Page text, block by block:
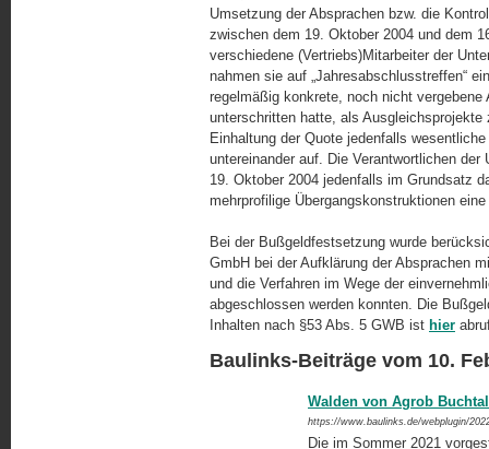
Umsetzung der Absprachen bzw. die
zwischen dem 19. Oktober 2004 und dem
verschiedene (Vertriebs)Mitarbeiter der
nahmen sie auf „Jahresabschlusstreffen“
regelmäßig konkrete, noch nicht
unterschritten hatte, als
Einhaltung der Quote jedenfalls
untereinander auf. Die Verantwortlichen
19. Oktober 2004 jedenfalls im Grundsatz
mehrprofilige Übergangskonstruktionen
Bei der Bußgeldfestsetzung wurde
GmbH bei der Aufklärung der Absprachen
und die Verfahren im Wege der
abgeschlossen werden konnten. Die
Inhalten nach §53 Abs. 5 GWB ist hier
Baulinks-Beiträge vom 10.
Walden von Agrob
https://www.baulinks.de/webplugin/
Die im Sommer 2021